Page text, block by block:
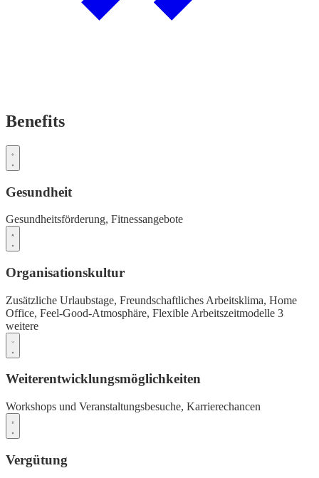
Benefits
Gesundheit
Gesundheitsförderung, Fitnessangebote
Organisationskultur
Zusätzliche Urlaubstage, Freundschaftliches Arbeitsklima, Home
Office, Feel-Good-Atmosphäre, Flexible Arbeitszeitmodelle 3
weitere
Weiterentwicklungsmöglichkeiten
Workshops und Veranstaltungsbesuche, Karrierechancen
Vergütung